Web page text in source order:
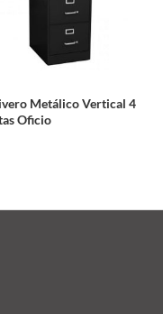
Metálico Vertical 4
Oficio